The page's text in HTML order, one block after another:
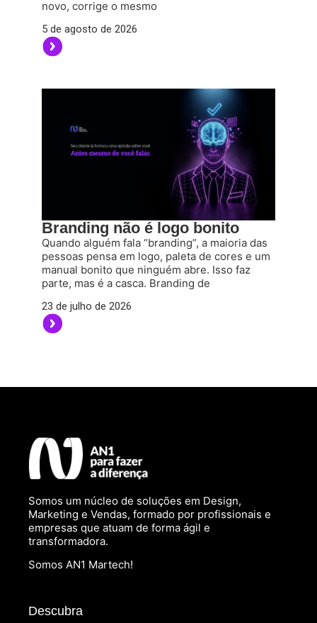
novo, corrige o mesmo
5 de agosto de 2026
Branding não é logo bonito
Quando alguém fala “branding”, a maioria das
pessoas pensa em logo, paleta de cores e um
manual bonito que ninguém abre. Isso faz
parte, mas é a casca. Branding de
23 de julho de 2026
Somos um núcleo de soluções em Design,
Marketing e Vendas, formado por profissionais e
empresas que atuam de forma ágil e
transformadora.
Somos AN1 Martech!
Descubra